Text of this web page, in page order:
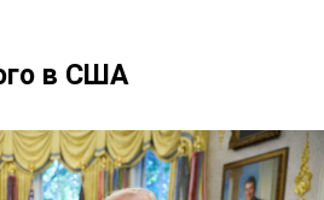
в США